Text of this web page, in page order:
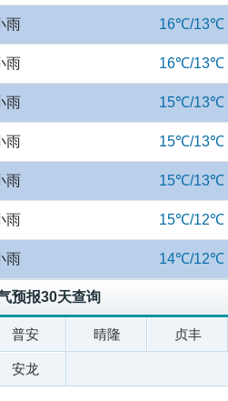
雨 16℃/13℃
雨 16℃/13℃
雨 15℃/13℃
雨 15℃/13℃
雨 15℃/13℃
雨 15℃/12℃
雨 14℃/12℃
预报30天查询
普安 晴隆 贞丰
安龙